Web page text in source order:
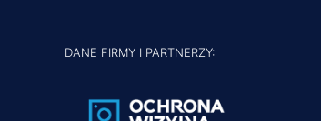
DANE FIRMY I PARTNERZY: